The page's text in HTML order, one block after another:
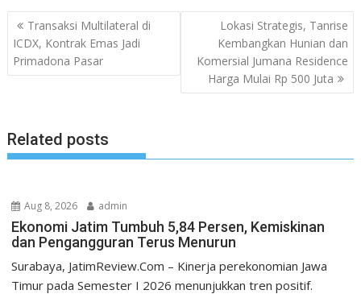
Post
navigation
Transaksi Multilateral di
ICDX, Kontrak Emas Jadi
Primadona Pasar
Lokasi Strategis, Tanrise
Kembangkan Hunian dan
Komersial Jumana Residence
Harga Mulai Rp 500 Juta
Related posts
Aug 8, 2026 admin
Ekonomi Jatim Tumbuh 5,84 Persen, Kemiskinan
dan Pengangguran Terus Menurun
Surabaya, JatimReview.Com – Kinerja perekonomian Jawa
Timur pada Semester I 2026 menunjukkan tren positif.